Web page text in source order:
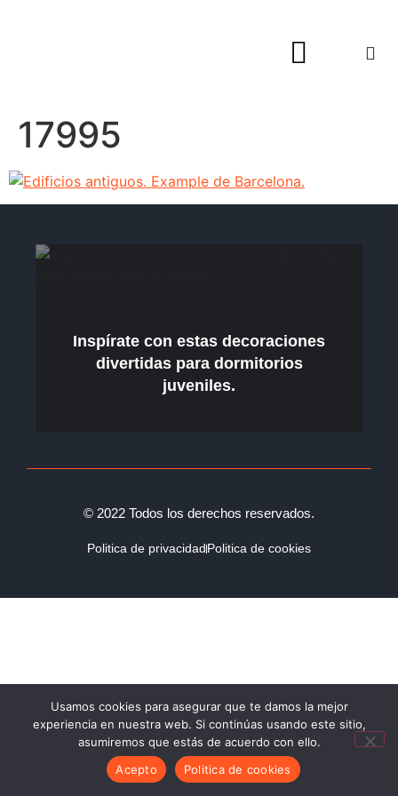
17995
Inspírate con estas decoraciones
divertidas para dormitorios
juveniles.
© 2022 Todos los derechos reservados.
Politica de privacidadPolitica de cookies
Usamos cookies para asegurar que te damos la mejor
experiencia en nuestra web. Si continúas usando este sitio,
asumiremos que estás de acuerdo con ello.
Acepto
Politica de cookies